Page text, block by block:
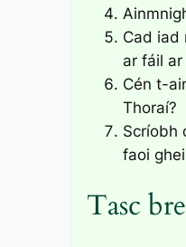
Cad iad
ar fáil ar
Cén t-
Thoraí?
Scríobh
faoi
Tasc